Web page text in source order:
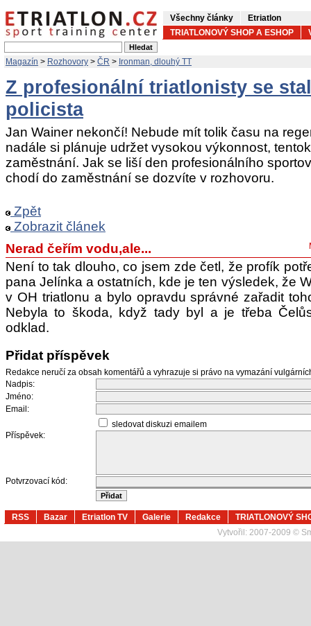
Všechny články
Etriatlon
TRIATLONOVÝ SHOP A ESHOP
Magazín > Rozhovory > ČR > Ironman, dlouhý TT
Z profesionální triatlonisty se
policista
Jan Wainer nekončí! Nebude mít tolik času na
nadále si plánuje udržet vysokou výkonnost,
zaměstnání. Jak se liší den profesionálního
chodí do zaměstnání se dozvíte v rozhovoru.
Zpět
Zobrazit článek
Nerad čeřím vodu,ale...
Není to tak dlouho, co jsem zde četl, že profík
pana Jelínka a ostatních, kde je ten výsledek, že
v OH triatlonu a bylo opravdu správné zařadit
Nebyla to škoda, když tady byl a je třeba
odklad.
Přidat příspěvek
Redakce neručí za obsah komentářů a vyhrazuje si právo na vymazání
Nadpis:
Jméno:
Email:
sledovat diskuzi emailem
Příspěvek:
Potvrzovací kód:
RSS Bazar Etriatlon TV Galerie Redakce
TRIATLONOVÝ
Vytvořil: 2007-2009 ©